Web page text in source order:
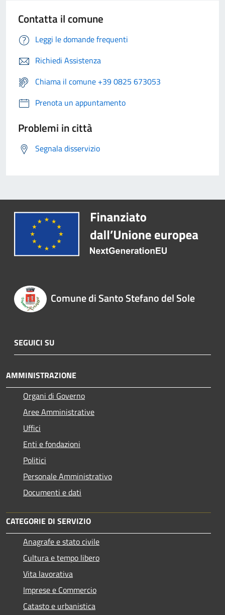
Contatta il comune
Leggi le domande frequenti
Richiedi Assistenza
Chiama il comune +39 0825 673053
Prenota un appuntamento
Problemi in città
Segnala disservizio
Comune di Santo Stefano del Sole
SEGUICI SU
AMMINISTRAZIONE
Organi di Governo
Aree Amministrative
Uffici
Enti e fondazioni
Politici
Personale Amministrativo
Documenti e dati
CATEGORIE DI SERVIZIO
Anagrafe e stato civile
Cultura e tempo libero
Vita lavorativa
Imprese e Commercio
Catasto e urbanistica